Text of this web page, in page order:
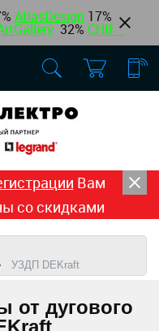
AtlasDesign 17%
32% CHINT
Вам
со скидками
УЗДП DEKraft
от дугового